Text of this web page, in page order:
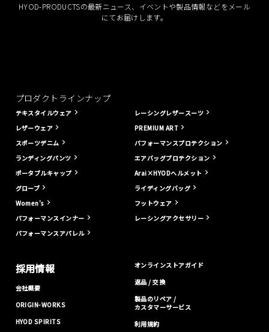
HYOD-PRODUCTSの最新ニュース、イベントや製品情報などをメール
にてお届けします。
プロダクトラインナップ
テキスタイルウェア
レザーウェア
スポーツデニム
ランディングパンツ
ポータブルキャップ
グローブ
Women's
パフォーマンスインナー
パフォーマンスアパレル
レーシングレザースーツ
PREMIUM ART
パフォーマンスプロテクション
エアバッグプロテクション
Arai×HYODヘルメット
ライディングバッグ
フットウェア
レーシングアクセサリー
採用情報
会社概要
ORIGIN-WORKS
HYOD SPIRITS
オンラインストアガイド
返品 / 交換
製品のリペア /
カスタマーサービス
利用規約